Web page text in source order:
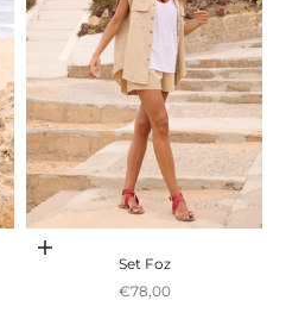
Adicionar ao carrinho
Set Foz
Preço promocional
€78,00